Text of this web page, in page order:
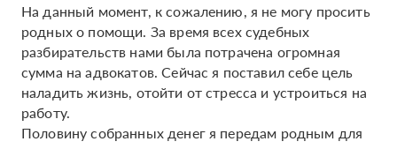
На данный момент, к сожалению, я не могу просить
родных о помощи. За время всех судебных
разбирательств нами была потрачена огромная
сумма на адвокатов. Сейчас я поставил себе цель
наладить жизнь, отойти от стресса и устроиться на
работу.
Половину собранных денег я передам родным для